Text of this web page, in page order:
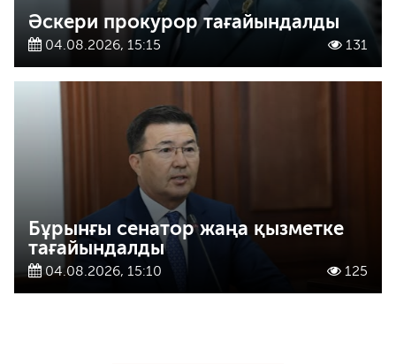
Әскери прокурор тағайындалды
04.08.2026, 15:15 131
Бұрынғы сенатор жаңа қызметке
тағайындалды
04.08.2026, 15:10 125